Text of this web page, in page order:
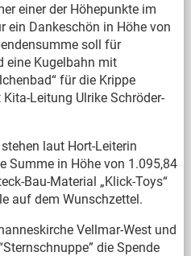
einer der Höhepunkte im
ein Dankeschön in Höhe von
soll für
eine Kugelbahn mit
für die Krippe
Leitung Ulrike Schröder-
laut Hort-Leiterin
Summe in Höhe von 1.095,84
Bau-Material „Klick-Toys“
auf dem Wunschzettel.
Vellmar-West und
die Spende